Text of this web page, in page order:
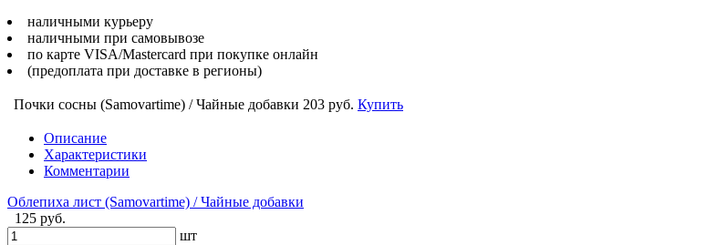
наличными курьеру
наличными при самовывозе
по карте VISA/Mastercard при покупке онлайн
(предоплата при доставке в регионы)
Почки сосны (Samovartime) / Чайные добавки 203 руб. Купить
Описание
Характеристики
Комментарии
Облепиха лист (Samovartime) / Чайные добавки
125 руб.
шт